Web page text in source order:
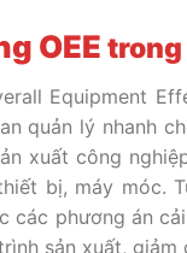
OEE trong
Equipment
quản lý nhanh
xuất công
bị, máy móc.
phương án
sản xuất,